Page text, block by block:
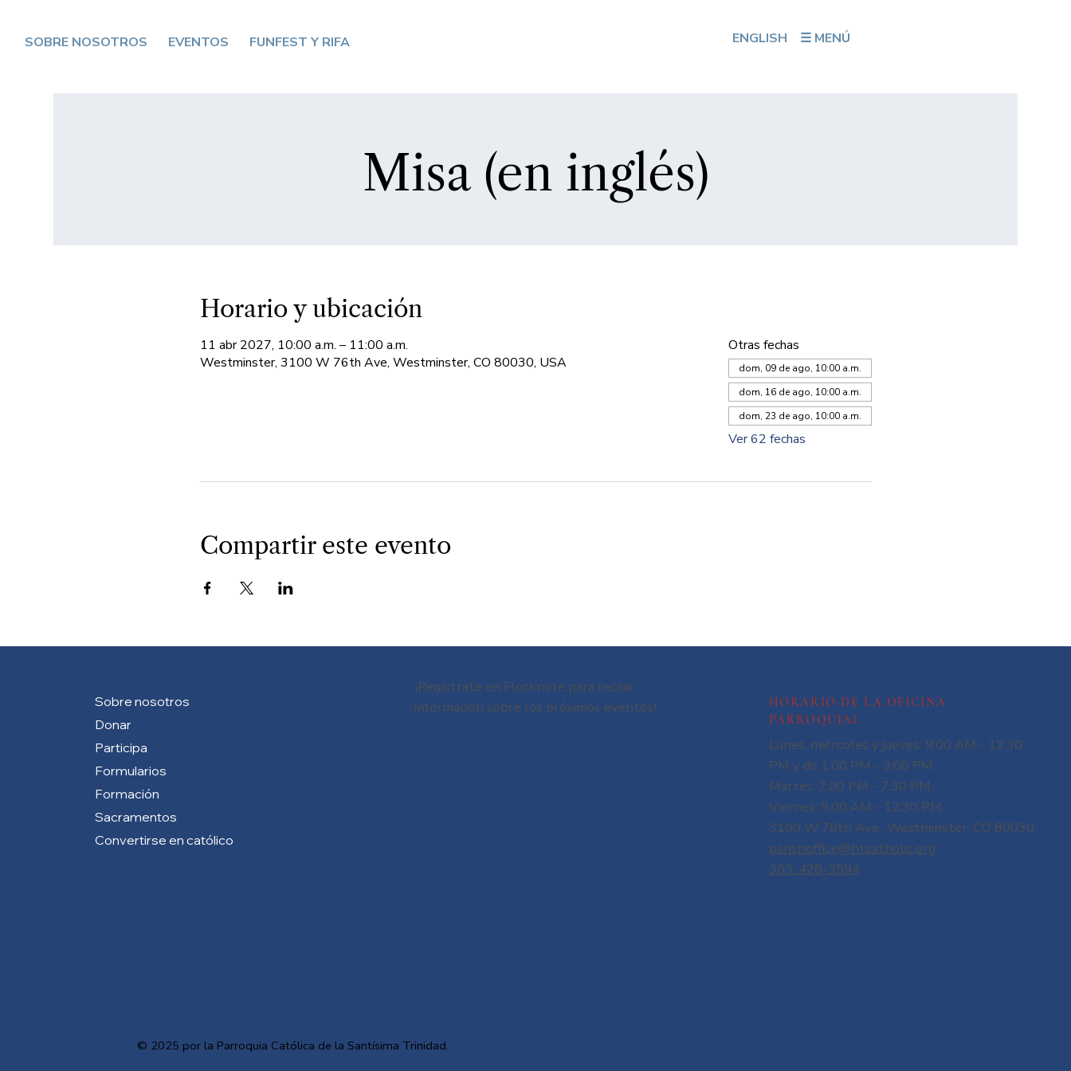
ENGLISH ☰ MENÚ
SOBRE NOSOTROS EVENTOS FUNFEST Y RIFA
Misa (en inglés)
Horario y ubicación
11 abr 2027, 10:00 a.m. – 11:00 a.m.
Westminster, 3100 W 76th Ave, Westminster, CO 80030, USA
Otras fechas
dom, 09 de ago, 10:00 a.m.
dom, 16 de ago, 10:00 a.m.
dom, 23 de ago, 10:00 a.m.
Ver 62 fechas
Compartir este evento
Sobre nosotros
Donar
Participa
Formularios
Formación
Sacramentos
Convertirse en católico
© 2025 por la Parroquia Católica de la Santísima Trinidad.
¡Regístrate en Flocknote para recibir
información sobre los próximos eventos!
HORARIO DE LA OFICINA
PARROQUIAL
Lunes, miércoles y jueves: 9:00 AM - 12:30
PM y de 1:00 PM - 3:00 PM.
Martes: 2:00 PM - 7:30 PM
Viernes: 9:00 AM - 12:30 PM
3100 W 76th Ave., Westminster, CO 80030
parishoffice@htcatholic.org
303-428-3594